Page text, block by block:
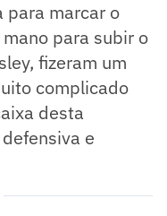
para marcar o
para subir o
fizeram um
complicado
desta
e